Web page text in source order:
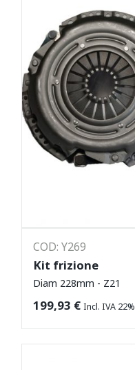
COD: Y269
Kit frizione
Diam 228mm - Z21
199,93 € Incl. IVA 22%